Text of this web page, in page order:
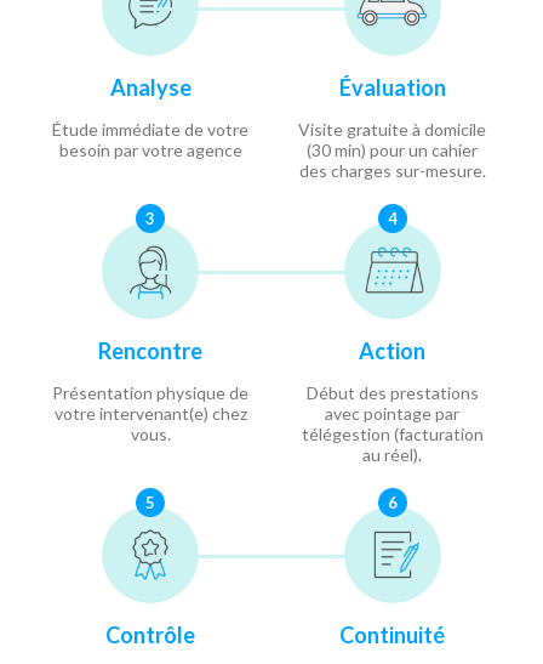
Analyse
Étude immédiate de votre
besoin par votre agence
Évaluation
Visite gratuite à domicile
(30 min) pour un cahier
des charges sur-mesure.
3
Rencontre
Présentation physique de
votre intervenant(e) chez
vous.
4
Action
Début des prestations
avec pointage par
télégestion (facturation
au réel).
5
Contrôle
6
Continuité